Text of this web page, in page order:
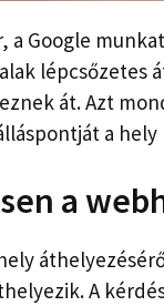
a Google
lépcsőzetes
át. Azt
a
a
A